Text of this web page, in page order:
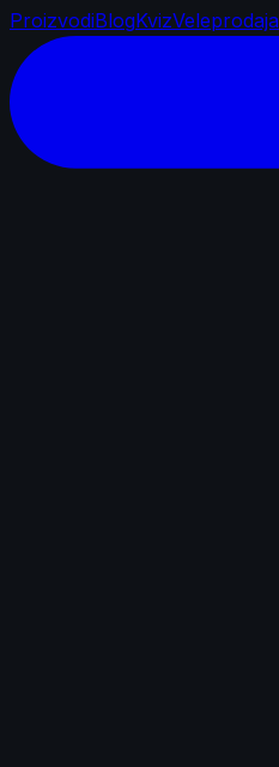
ProizvodiBlogKvizVeleprodaja